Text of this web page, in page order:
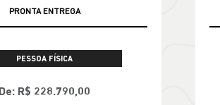
PRONTA ENTREGA
PESSOA FÍSICA
De: R$ 228.790,00